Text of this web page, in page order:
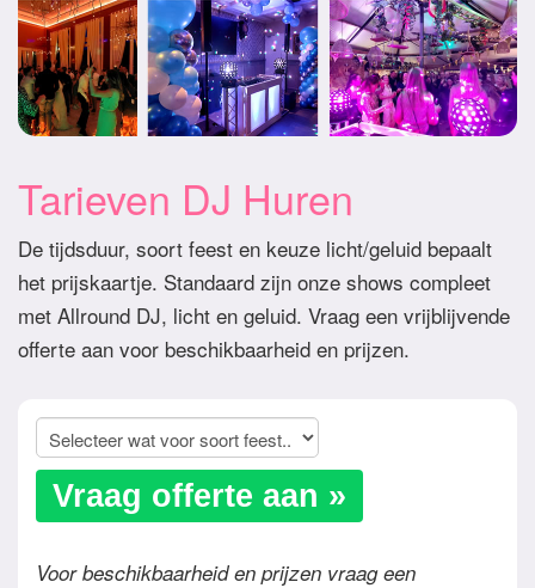
Tarieven DJ Huren
De tijdsduur, soort feest en keuze licht/geluid bepaalt
het prijskaartje. Standaard zijn onze shows compleet
met Allround DJ, licht en geluid. Vraag een vrijblijvende
offerte aan voor beschikbaarheid en prijzen.
Vraag offerte aan »
Voor beschikbaarheid en prijzen vraag een